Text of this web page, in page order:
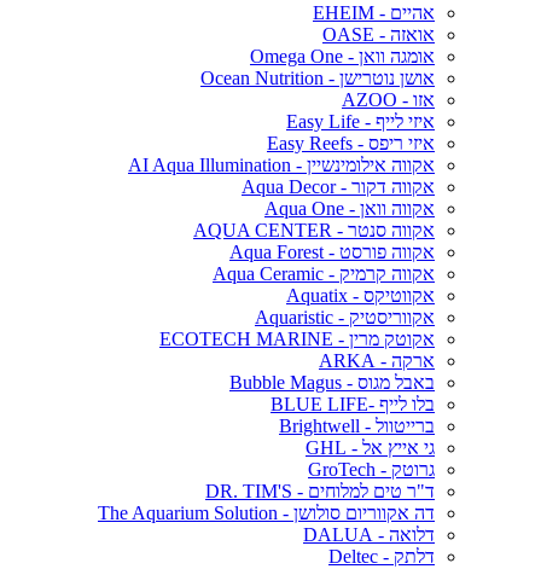
אהיים - EHEIM
אואזה - OASE
אומגה וואן - Omega One
אושן נוטרישן - Ocean Nutrition
אזו - AZOO
איזי לייף - Easy Life
איזי ריפס - Easy Reefs
אקווה אילומינשיין - AI Aqua Illumination
אקווה דקור - Aqua Decor
אקווה וואן - Aqua One
אקווה סנטר - AQUA CENTER
אקווה פורסט - Aqua Forest
אקווה קרמיק - Aqua Ceramic
אקווטיקס - Aquatix
אקווריסטיק - Aquaristic
אקוטק מרין - ECOTECH MARINE
ארקה - ARKA
באבל מגוס - Bubble Magus
בלו לייף -BLUE LIFE
ברייטוול - Brightwell
גי אייץ אל - GHL
גרוטק - GroTech
ד"ר טים למלוחים - DR. TIM'S
דה אקווריום סולושן - The Aquarium Solution
דלואה - DALUA
דלתק - Deltec